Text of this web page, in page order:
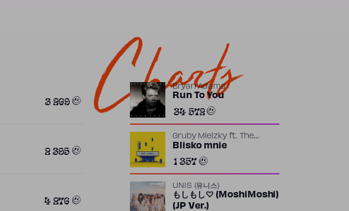
3 269
2 395
4 276
Charts
Bryan Adams
Run To You
34 572
Gruby Mielzkyft.
The
Returners
Blisko mnie
1 357
UNIS (유니스)
もしもし♡ (MoshiMoshi)
(JP Ver.)